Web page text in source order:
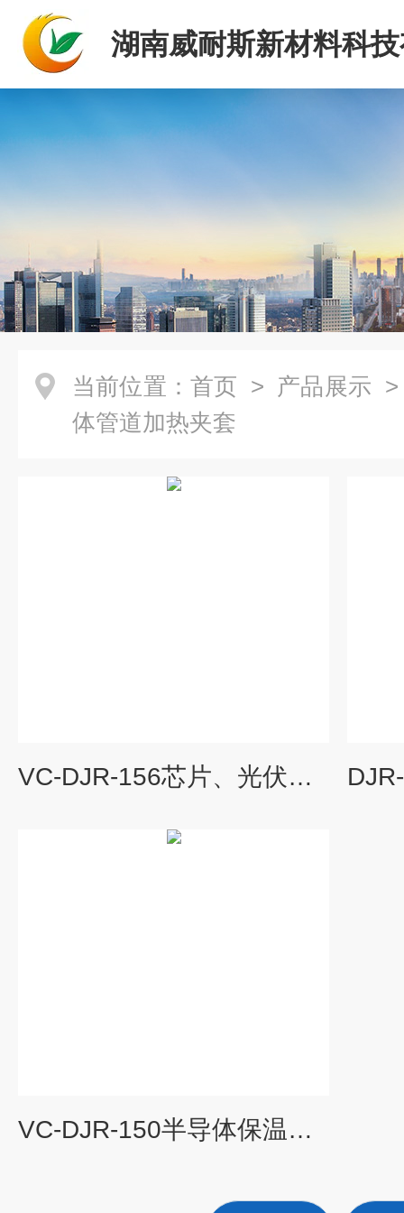
湖南威耐斯新材料科
司
当前位置： 首页 > 产品展示
体管道加热夹套
VC-DJR-156芯片、光伏、显示屏厂保温管道电加热夹套
VC-DJR-150半导体保温管道电加热夹套